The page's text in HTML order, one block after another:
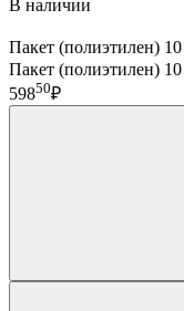
В наличии
Пакет (полиэтилен)
Пакет (полиэтилен)
59850₽